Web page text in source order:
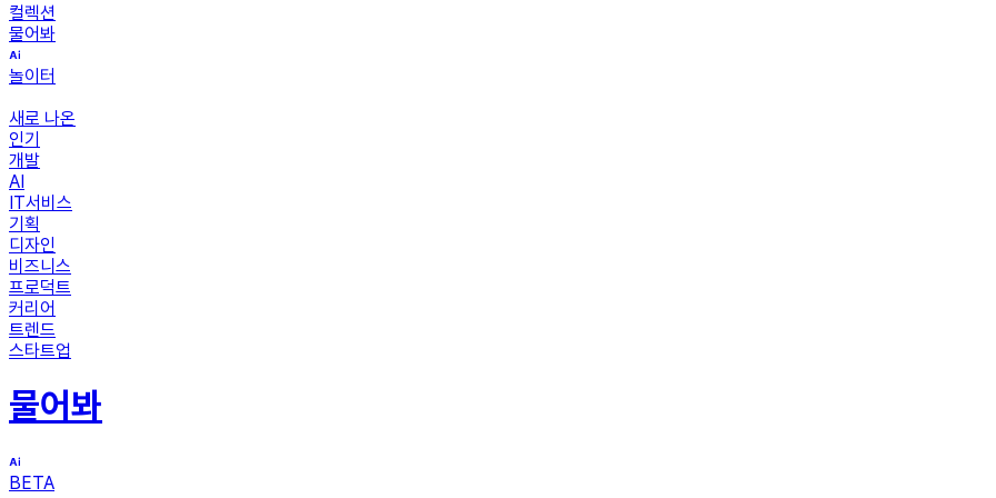
컬렉션
물어봐
놀이터
새로 나온
인기
개발
AI
IT서비스
기획
디자인
비즈니스
프로덕트
커리어
트렌드
스타트업
물어봐
BETA